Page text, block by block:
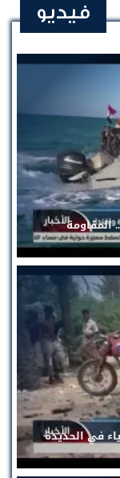
فيديو
المقاومة
في الحديدة